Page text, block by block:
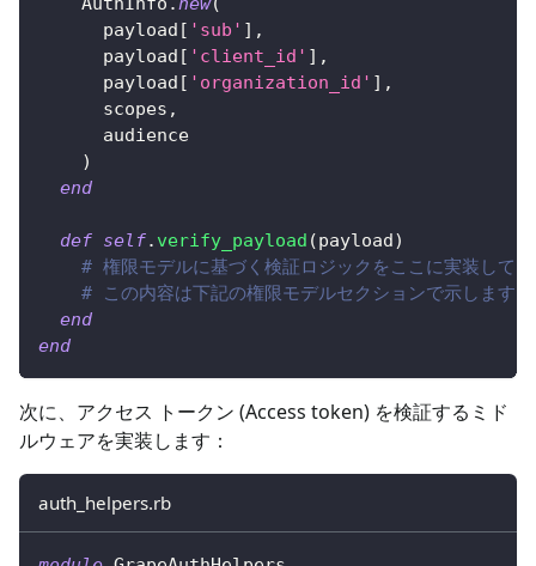
      payload
[ 'sub' ] ,
      payload
[ 'client_id' ] ,
      payload
[ 'organization_id' ] ,
      scopes
,
      audience
)
end
def self. verify_payload (payload)
# 権限モデルに基づく検証ロジックをここに実装して
# この内容は下記の権限モデルセクションで示します
end
end
次に、アクセス トークン (Access token) を検証するミド
ルウェアを実装します：
auth_helpers.rb